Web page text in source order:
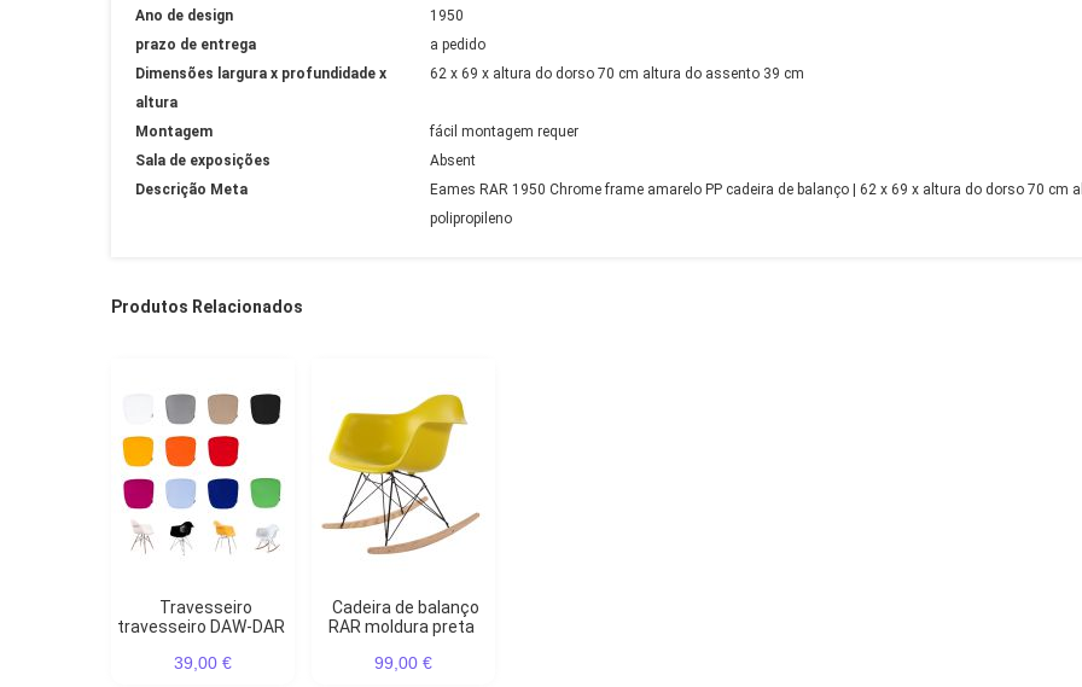
Ano de design
1950
prazo de entrega
a pedido
Dimensões largura x profundidade x
altura
62 x 69 x altura do dorso 70 cm altura do assento 39 cm
Montagem
fácil montagem requer
Sala de exposições
Absent
Descrição Meta
Eames RAR 1950 Chrome frame amarelo PP cadeira de balanço | 62 x 69 x altura do dorso 70
polipropileno
Produtos Relacionados
Travesseiro
travesseiro DAW-DAR
39,00 €
Cadeira de balanço
RAR moldura preta
99,00 €